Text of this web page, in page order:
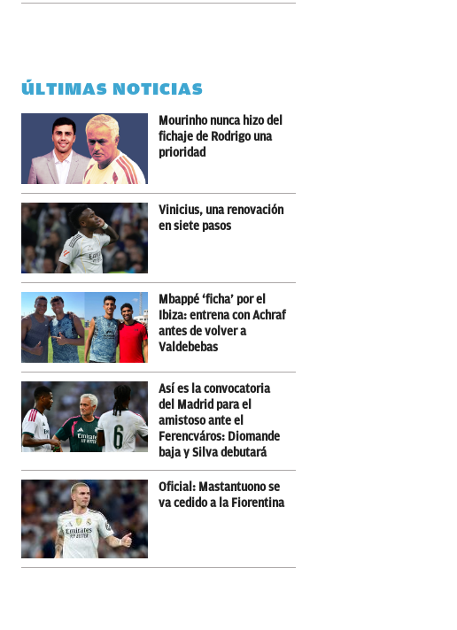
ÚLTIMAS NOTICIAS
Mourinho nunca hizo del
fichaje de Rodrigo una
prioridad
Vinicius, una renovación
en siete pasos
Mbappé ‘ficha’ por el
Ibiza: entrena con Achraf
antes de volver a
Valdebebas
Así es la convocatoria
del Madrid para el
amistoso ante el
Ferencváros: Diomande
baja y Silva debutará
Oficial: Mastantuono se
va cedido a la Fiorentina